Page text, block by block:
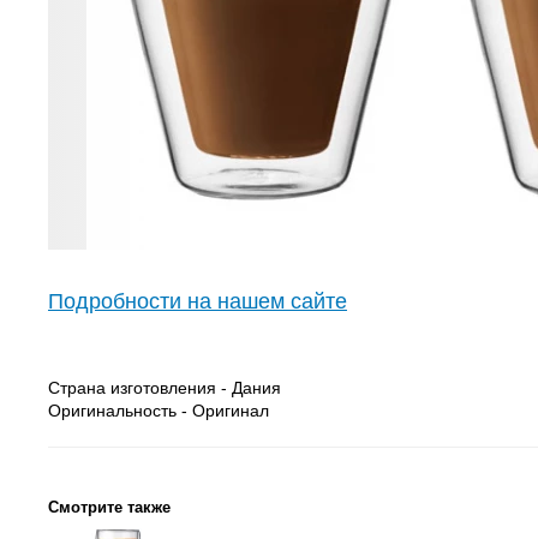
Подробности на нашем сайте
Страна изготовления - Дания
Оригинальность - Оригинал
Смотрите также